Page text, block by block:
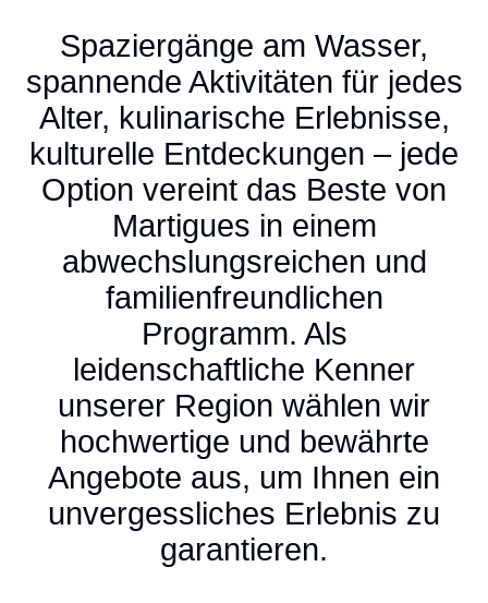
Spaziergänge am Wasser,
spannende Aktivitäten für jedes
Alter, kulinarische Erlebnisse,
kulturelle Entdeckungen – jede
Option vereint das Beste von
Martigues in einem
abwechslungsreichen und
familienfreundlichen
Programm. Als
leidenschaftliche Kenner
unserer Region wählen wir
hochwertige und bewährte
Angebote aus, um Ihnen ein
unvergessliches Erlebnis zu
garantieren.